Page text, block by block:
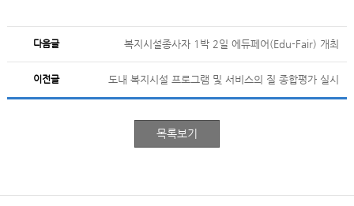
다음글 복지시설종사자 1박 2일 에듀페어(Edu-Fair) 개최
이전글 도내 복지시설 프로그램 및 서비스의 질 종합평가 실시